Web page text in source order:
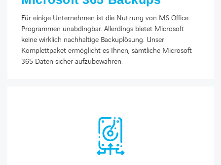
Für einige Unternehmen ist die Nutzung von MS Office
Programmen unabdingbar. Allerdings bietet Microsoft
keine wirklich nachhaltige Backuplösung. Unser
Komplettpaket ermöglicht es Ihnen, sämtliche Microsoft
365 Daten sicher aufzubewahren.